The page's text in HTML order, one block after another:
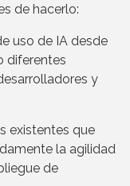
de hacerlo:
uso de IA desde
diferentes
y
que
la agilidad
de